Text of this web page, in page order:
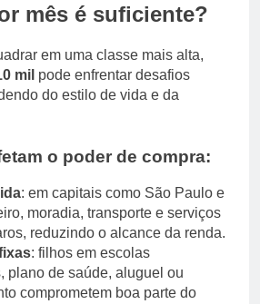
mês é suficiente?
em uma classe mais alta,
mil pode enfrentar desafios
do estilo de vida e da
o poder de compra:
: em capitais como São Paulo e
moradia, transporte e serviços
reduzindo o alcance da renda.
: filhos em escolas
plano de saúde, aluguel ou
comprometem boa parte do